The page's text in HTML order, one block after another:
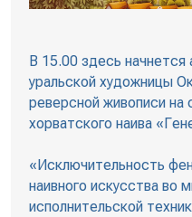
В 15.00 здесь
уральской художницы
реверсной живописи на
хорватского наива
«Исключительность
наивного искусства во
исполнительской